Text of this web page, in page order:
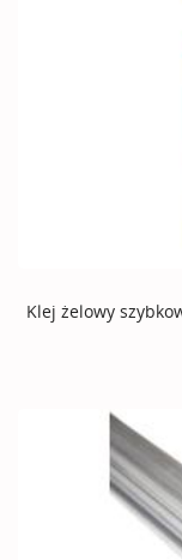
Klej żelowy